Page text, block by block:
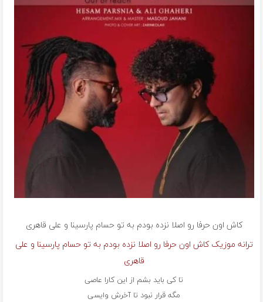
کاش اون حرفا رو اصلا نزده بودم به تو حسام پارسینا و علی قاهری
ترانه موزیک کاش اون حرفا رو اصلا نزده بودم به تو حسام پارسینا و علی
قاهری
تا کی باید بشم از این کارا عاصی
مگه قرار نبود تا آخرش وایسی